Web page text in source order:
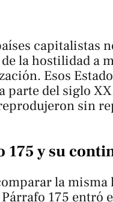
capitalistas
la hostilidad a
Esos
parte del siglo
sin
y su
la
175 entró